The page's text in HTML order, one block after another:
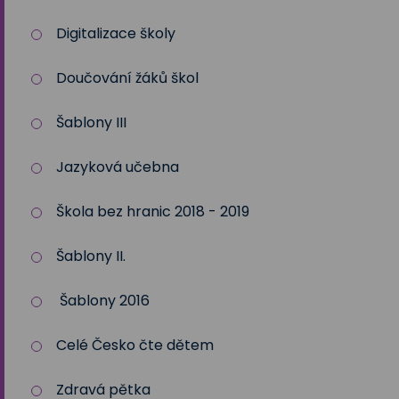
Digitalizace školy
Doučování žáků škol
Šablony III
Jazyková učebna
Škola bez hranic 2018 - 2019
Šablony II.
Šablony 2016
Celé Česko čte dětem
Zdravá pětka